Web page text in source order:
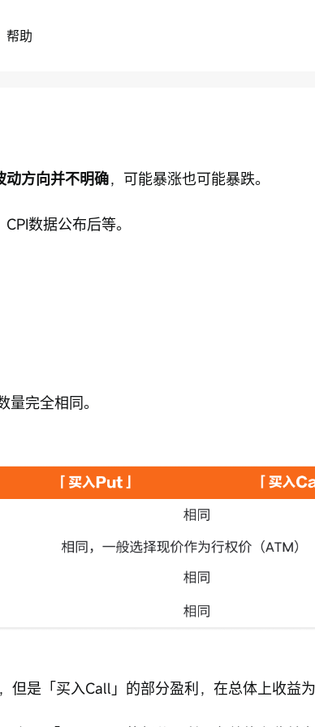
帮助
动方向并不明确，可能暴涨也可能暴跌。
数据公布后等。
完全相同。
但是「买入Call」的部分盈利，在总体上收益